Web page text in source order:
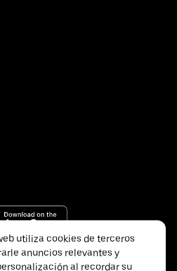
utiliza cookies de terceros
anuncios relevantes y
al recordar su